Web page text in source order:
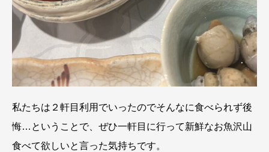
私たちは２軒目利用でいったのでそんなに食べられず後
悔…ということで、ぜひ一軒目に行って新鮮なお魚沢山
食べて欲しいと言った気持ちです。